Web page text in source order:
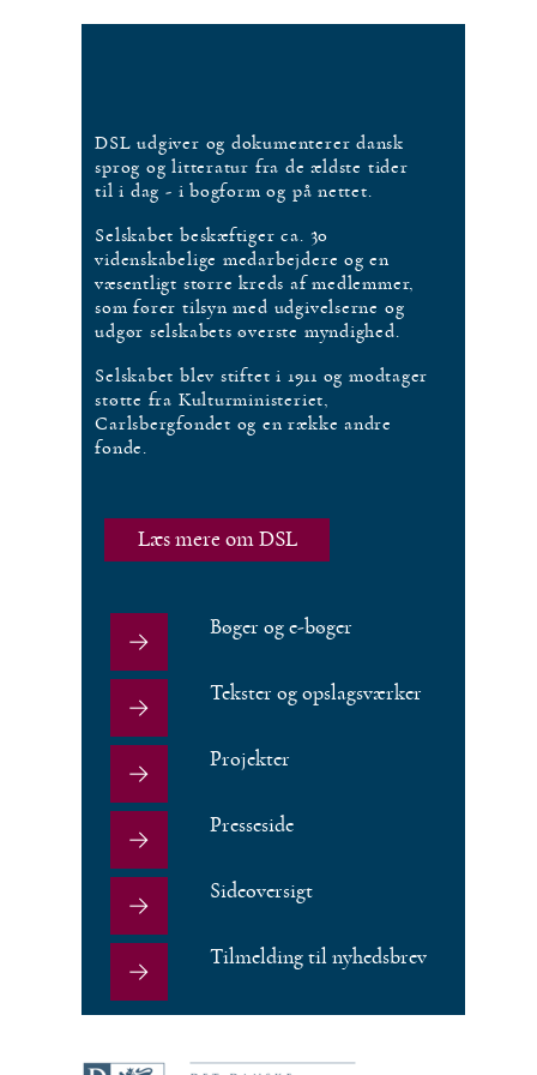
DSL udgiver og dokumenterer dansk
sprog og litteratur fra de ældste tider
til i dag - i bogform og på nettet.
Selskabet beskæftiger ca. 30
videnskabelige medarbejdere og en
væsentligt større kreds af medlemmer,
som fører tilsyn med udgivelserne og
udgør selskabets øverste myndighed.
Selskabet blev stiftet i 1911 og modtager
støtte fra Kulturministeriet,
Carlsbergfondet og en række andre
fonde.
Læs mere om DSL
Bøger og e-bøger
Tekster og opslagsværker
Projekter
Presseside
Sideoversigt
Tilmelding til nyhedsbrev